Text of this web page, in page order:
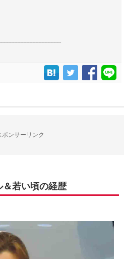
ポンサーリンク
若い頃の経歴